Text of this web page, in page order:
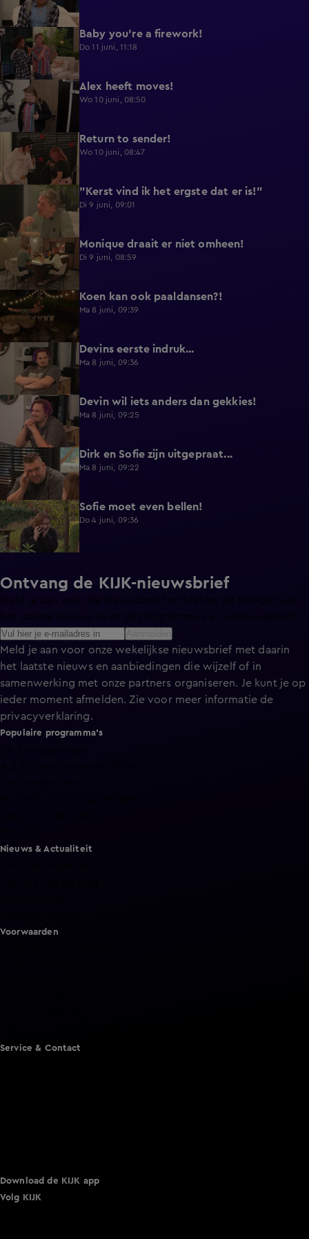
0:39 Baby you're a firework!
Do 11 juni, 11:18
0:43 Alex heeft moves!
Wo 10 juni, 08:50
0:36 Return to sender!
Wo 10 juni, 08:47
"Kerst vind ik het ergste dat er is!"
Di 9 juni, 09:01
0:29 Monique draait er niet omheen!
Di 9 juni, 08:59
0:38 Koen kan ook paaldansen?!
Ma 8 juni, 09:39
0:30 Devins eerste indruk...
Ma 8 juni, 09:36
0:25 Devin wil iets anders dan gekkies!
Ma 8 juni, 09:25
0:26 Dirk en Sofie zijn uitgepraat...
Ma 8 juni, 09:22
1:13 Sofie moet even bellen!
Do 4 juni, 09:36
Ontvang de KIJK-nieuwsbrief
Meld je aan voor onze wekelijkse nieuwsbrief met daarin
het laatste nieuws en aanbiedingen die wijzelf of in
samenwerking met onze partners organiseren. Je kunt je op
ieder moment afmelden. Zie voor meer informatie de
privacyverklaring.
Populaire programma's
Nieuws & Actualiteit
Voorwaarden
Service & Contact
Download de KIJK app
Volg KIJK